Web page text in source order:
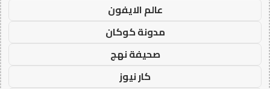
عالم الايفون
مدونة كوكان
صحيفة نهج
كار نيوز